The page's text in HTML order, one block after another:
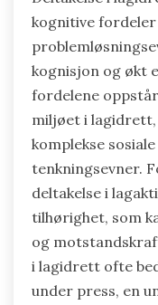
kognitive
kognisjon og økt
fordelene
miljøet i
komplekse
tenkningsevner.
deltakelse i
tilhørighet, som
og
i lagidrett ofte
under press, en